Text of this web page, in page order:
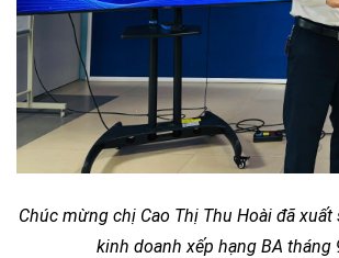
Chúc mừng chị Cao Thị Thu Hoài đã
kinh doanh xếp hạng BA tháng